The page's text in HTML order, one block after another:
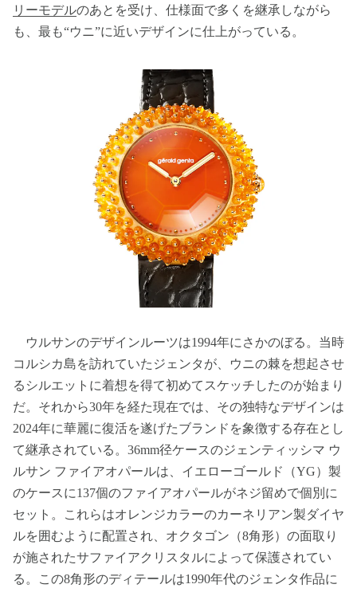
リーモデルのあとを受け、仕様面で多くを継承しながら
も、最も“ウニ”に近いデザインに仕上がっている。
ウルサンのデザインルーツは1994年にさかのぼる。当時
コルシカ島を訪れていたジェンタが、ウニの棘を想起させ
るシルエットに着想を得て初めてスケッチしたのが始まり
だ。それから30年を経た現在では、その独特なデザインは
2024年に華麗に復活を遂げたブランドを象徴する存在とし
て継承されている。36mm径ケースのジェンティッシマ ウ
ルサン ファイアオパールは、イエローゴールド（YG）製
のケースに137個のファイアオパールがネジ留めで個別に
セット。これらはオレンジカラーのカーネリアン製ダイヤ
ルを囲むように配置され、オクタゴン（8角形）の面取り
が施されたサファイアクリスタルによって保護されてい
る。この8角形のディテールは1990年代のジェンタ作品に